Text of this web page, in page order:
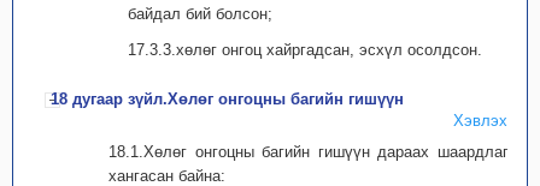
байдал бий болсон;
17.3.3.хөлөг онгоц хайргадсан, эсхүл осолдсон.
18 дугаар зүйл.Хөлөг онгоцны багийн гишүүн
Хэвлэх
18.1.Хөлөг онгоцны багийн гишүүн дараах шаардлагыг
хангасан байна: